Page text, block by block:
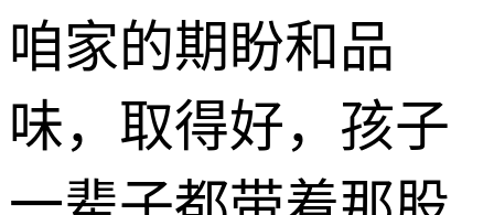
咱家的期盼和品
味，取得好，孩子